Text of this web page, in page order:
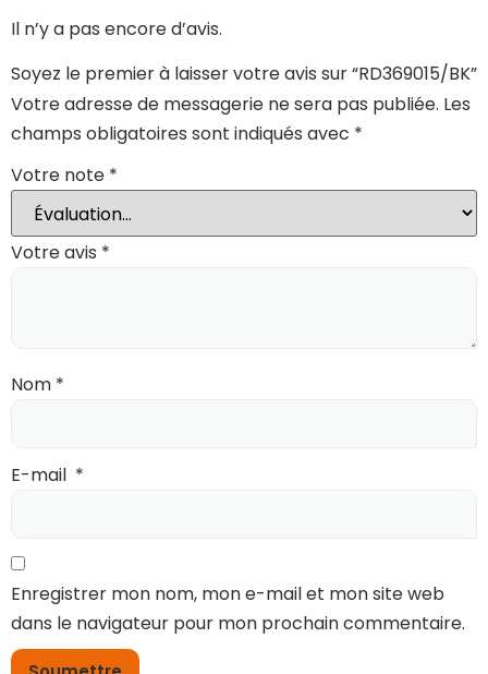
Il n’y a pas encore d’avis.
Soyez le premier à laisser votre avis sur “RD369015/BK”
Votre adresse de messagerie ne sera pas publiée. Les
champs obligatoires sont indiqués avec *
Votre note *
Votre avis *
Nom *
E-mail *
Enregistrer mon nom, mon e-mail et mon site web
dans le navigateur pour mon prochain commentaire.